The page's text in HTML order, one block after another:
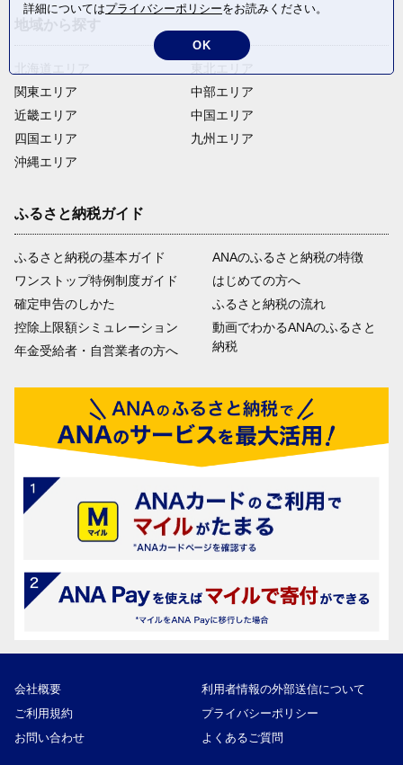
関東エリア
近畿エリア
四国エリア
沖縄エリア
中部エリア
中国エリア
九州エリア
ふるさと納税ガイド
ふるさと納税の基本ガイド
ワンストップ特例制度ガイド
確定申告のしかた
控除上限額シミュレーション
年金受給者・自営業者の方へ
ANAのふるさと納税の特徴
はじめての方へ
ふるさと納税の流れ
動画でわかるANAのふるさと
納税
会社概要
利用者情報の外部送信について
ご利用規約
プライバシーポリシー
お問い合わせ
よくあるご質問
詳細についてはプライバシーポリシーをお読みください。
OK